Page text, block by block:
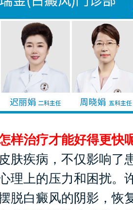
样治疗才能好得更快
肤疾病，不仅影响了
理上的压力和困扰。
脱白癜风的阴影，恢